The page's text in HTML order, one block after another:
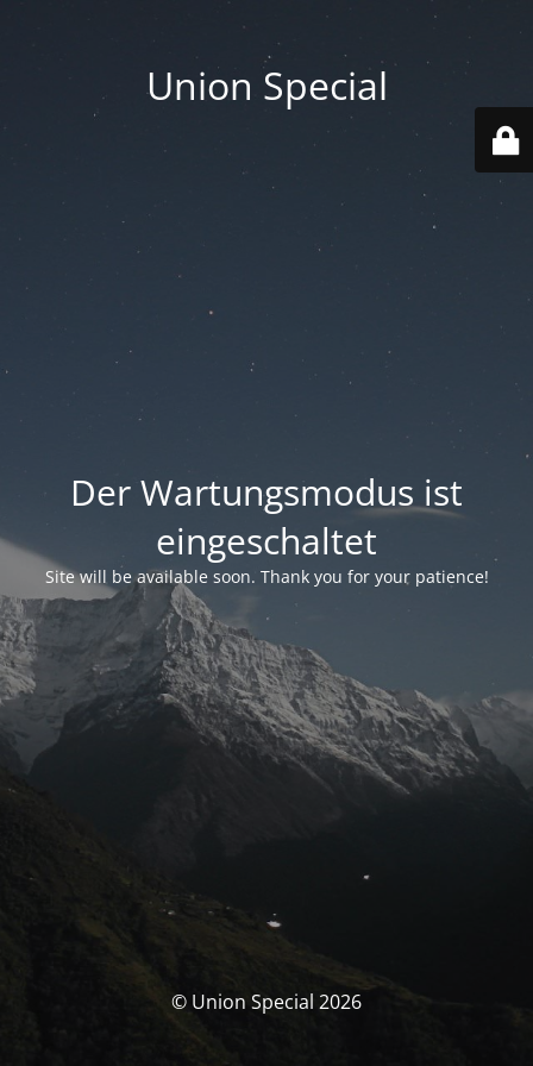
Union Special
Der Wartungsmodus ist
eingeschaltet
Site will be available soon. Thank you for your patience!
© Union Special 2026